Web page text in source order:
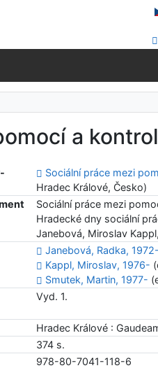
a
Sociální práce mezi
Hradec Králové, Česko)
Sociální práce mezi
Hradecké dny sociální
Janebová, Miroslav
Janebová, Radka, 1972-
Kappl, Miroslav, 1976-
Smutek, Martin, 1977-
Vyd. 1.
Hradec Králové :
374 s.
978-80-7041-118-6